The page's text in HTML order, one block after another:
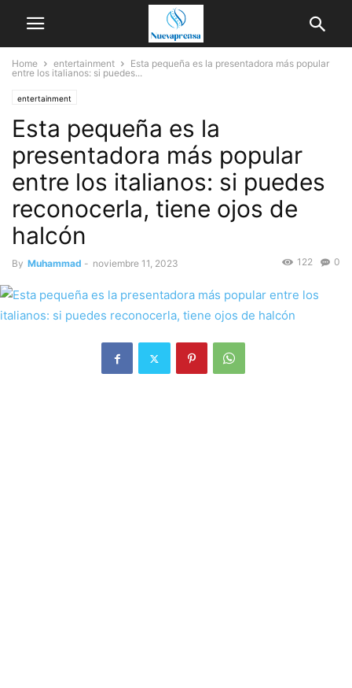
Home entertainment
Esta pequeña es la presentadora más popular
entre los italianos: si puedes...
entertainment
Esta pequeña es la
presentadora más popular
entre los italianos: si puedes
reconocerla, tiene ojos de
halcón
By Muhammad - noviembre 11, 2023 0
122